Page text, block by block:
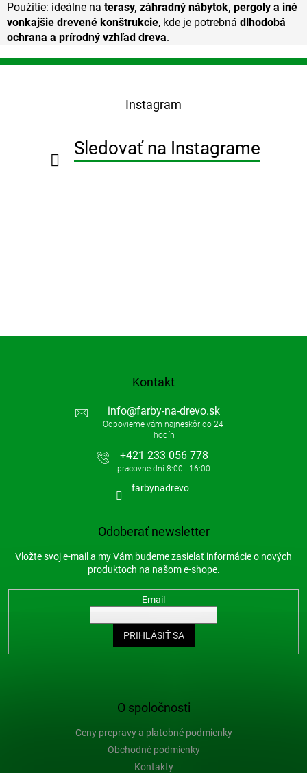
Použitie: ideálne na terasy, záhradný nábytok, pergoly a iné
vonkajšie drevené konštrukcie, kde je potrebná dlhodobá
ochrana a prírodný vzhľad dreva.
Z
Instagram
Sledovať na Instagrame
O spoločnosti
Ceny prepravy a platobné podmienky
Obchodné podmienky
Kontakty
Kontakt
info@farby-na-drevo.sk
+421 233 056 778
farbynadrevo
Odoberať newsletter
Vložte svoj e-mail a my Vám budeme zasielať informácie o nových
produktoch na našom e-shope.
Email
PRIHLÁSIŤ SA